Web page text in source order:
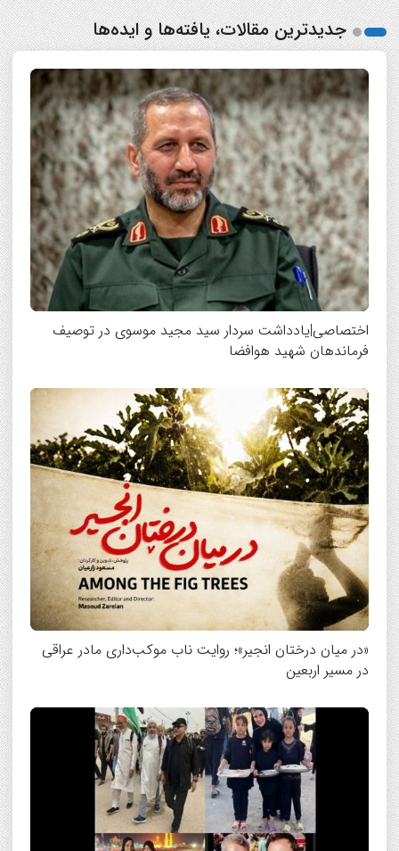
جدیدترین مقالات، یافته‌ها و ایده‌ها
اختصاصی|یادداشت سردار سید مجید موسوی در توصیف
فرماندهان شهید هوافضا
«در میان درختان انجیر»؛ روایت ناب موکب‌داری مادر عراقی
در مسیر اربعین